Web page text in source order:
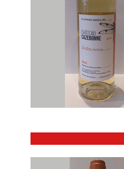
AJOUTER AU
APERÇU